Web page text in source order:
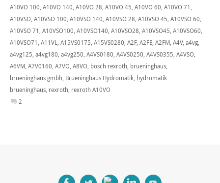
A10VO 100, A10VO 140, A10VO 28, A10VO 45, A10VO 60, A10VO 71,
A10VSO, A10VSO 100, A10VSO 140, A10VSO 28, A10VSO 45, A10VSO 60,
A10VSO 71, A10VSO100, A10VSO140, A10VSO28, A10VSO45, A10VSO60,
A10VSO71, A11VL, A15VS0175, A15VS0280, A2F, A2FE, A2FM, A4V, a4vg,
a4vg125, a4vg180, a4vg250, A4VS0180, A4VS0250, A4VS0355, A4VSO,
A6VM, A7V0160, A7VO, A8VO, bosch rexroth, brueninghaus,
brueninghaus gmbh, Brueninghaus Hydromatik, hydromatik
brueninghaus, rexroth, rexroth A10VO
2